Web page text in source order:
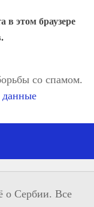
в этом браузере
со спамом.
данные
Сербии. Все